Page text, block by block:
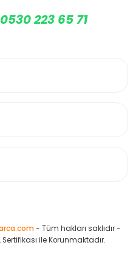
223 65 71
- Tüm hakları saklıdır -
ile Korunmaktadır.